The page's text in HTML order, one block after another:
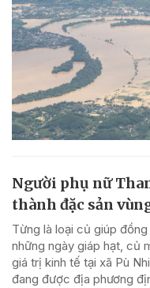
Người phụ nữ
thành đặc sản
Từng là loại củ giúp
những ngày giáp hạt, củ
giá trị kinh tế tại xã Pù
đang được địa phương